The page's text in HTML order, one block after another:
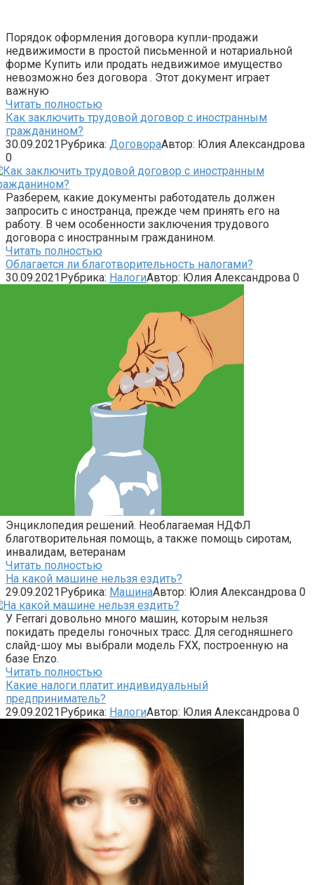
Порядок оформления договора купли-продажи
недвижимости в простой письменной и нотариальной
форме Купить или продать недвижимое имущество
невозможно без договора . Этот документ играет
важную
Читать полностью
Как заключить трудовой договор с иностранным
гражданином?
30.09.2021Рубрика: ДоговораАвтор: Юлия Александрова
0
Разберем, какие документы работодатель должен
запросить с иностранца, прежде чем принять его на
работу. В чем особенности заключения трудового
договора с иностранным гражданином.
Читать полностью
Облагается ли благотворительность налогами?
30.09.2021Рубрика: НалогиАвтор: Юлия Александрова 0
Энциклопедия решений. Необлагаемая НДФЛ
благотворительная помощь, а также помощь сиротам,
инвалидам, ветеранам
Читать полностью
На какой машине нельзя ездить?
29.09.2021Рубрика: МашинаАвтор: Юлия Александрова 0
У Ferrari довольно много машин, которым нельзя
покидать пределы гоночных трасс. Для сегодняшнего
слайд-шоу мы выбрали модель FXX, построенную на
базе Enzo.
Читать полностью
Какие налоги платит индивидуальный
предприниматель?
29.09.2021Рубрика: НалогиАвтор: Юлия Александрова 0